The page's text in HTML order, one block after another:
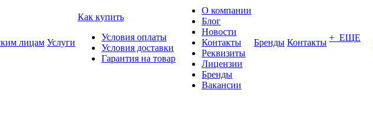
лицам Услуги
Как купить
Условия оплаты
Условия доставки
Гарантия на товар
О компании
Блог
Новости
Контакты
Реквизиты
Лицензии
Бренды
Вакансии
Бренды Контакты + ЕЩЕ